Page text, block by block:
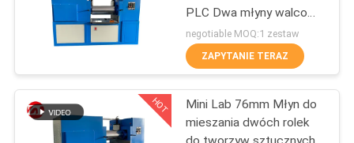
NAMI
POPROSIĆ
Uniwersalna
maszyna testująca
PLC Dwa młyny walcowe
z urządzeniem ochrony
awaryjnej
negotiable MOQ:1 zestaw
ZAPYTANIE TERAZ
HOT
Mini Lab 76mm Młyn do
mieszania dwóch rolek